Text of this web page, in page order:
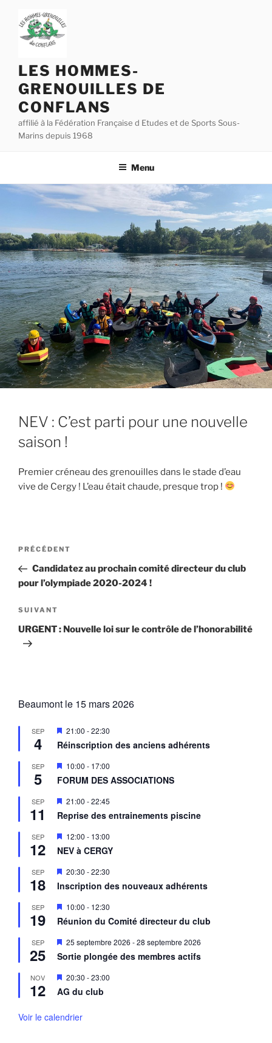
contenu
principal
LES HOMMES-
GRENOUILLES DE
CONFLANS
affilié à la Fédération Française d Etudes et de Sports Sous-
Marins depuis 1968
Menu
NEV : C’est parti pour une nouvelle
saison !
Premier créneau des grenouilles dans le stade d’eau
vive de Cergy ! L’eau était chaude, presque trop !
Navigation
l’article
Article
précédent
PRÉCÉDENT
Candidatez au prochain comité directeur du club
pour l’olympiade 2020-2024 !
Article
suivant
SUIVANT
URGENT : Nouvelle loi sur le contrôle de l’honorabilité
Beaumont le 15 mars 2026
SEP
4
M
i
s
n
a
a
n
t
21:00 -22:30
Réinscription des anciens adhérents
SEP
5
M
i
s
n
a
v
a
n
t
10:00 - 17:00
FORUM DES ASSOCIATIONS
SEP
11
M
s
n
a
a
n
t
21:00 -22:45
Reprise des entrainements piscine
SEP
12
M
i
s
n
a
a
n
t
12:00 - 13:00
NEV à CERGY
SEP
18
M
s
n
a
a
n
t
20:30 -22:30
Inscription des nouveaux adhérents
SEP
19
M
i
s
n
a
a
n
t
10:00 - 12:30
Réunion du Comité directeur du club
SEP
25
M
s
n
a
n
25 septembre 2026 -28 septembre 2026
Sortie plongée des membres actifs
NOV
12
M
i
s
n
20:30 -23:00
AG du club
Voir le calendrier